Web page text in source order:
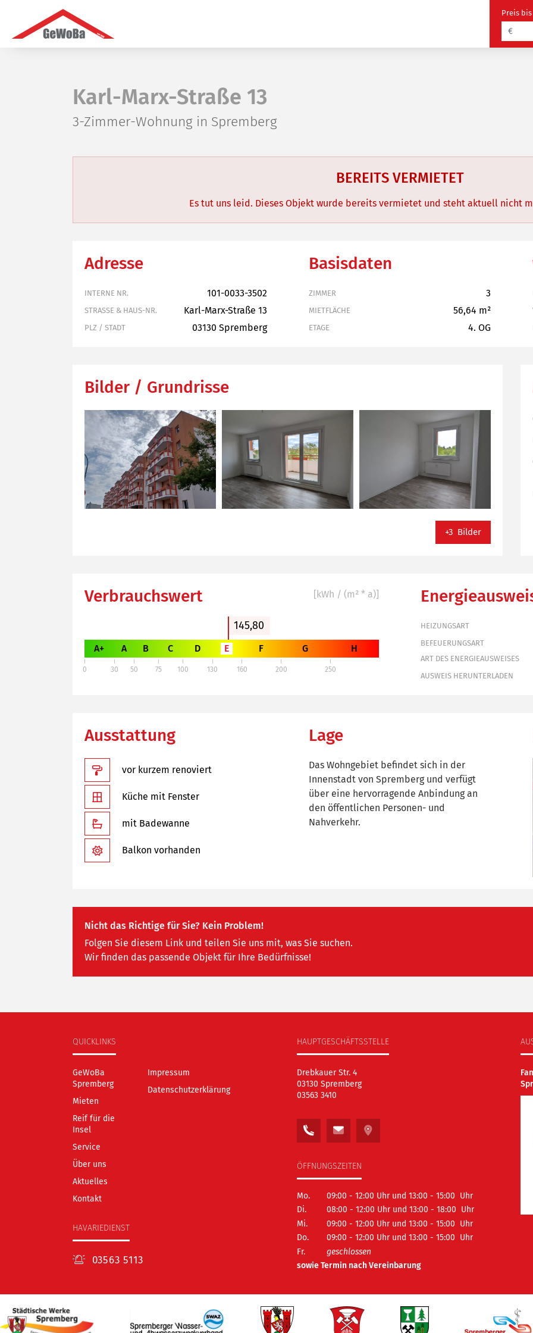
Preis bis
Karl-Marx-Straße 13
3-Zimmer-Wohnung in Spremberg
BEREITS VERMIETET
Es tut uns leid. Dieses Objekt wurde bereits vermietet und steht aktuell nicht
Adresse
INTERNE NR. 101-0033-3502
STRASSE & HAUS-NR. Karl-Marx-Straße 13
PLZ / STADT 03130 Spremberg
Basisdaten
ZIMMER 3
MIETFLÄCHE 56,64 m²
ETAGE 4. OG
Bilder / Grundrisse
+3 Bilder
Verbrauchswert [kWh / (m² * a)]
145,80
0 30
A+
50
A
75
B
100
C
130
D
160
E
200
F
250
G H
HEIZUNGSART
BEFEUERUNGSART
ART DES ENERGIEAUSWEISES
AUSWEIS HERUNTERLADEN
Ausstattung
vor kurzem renoviert
Küche mit Fenster
mit Badewanne
Balkon vorhanden
Lage
Das Wohngebiet befindet sich in der
Innenstadt von Spremberg und verfügt
über eine hervorragende Anbindung an
den öffentlichen Personen- und
Nahverkehr.
Nicht das Richtige für Sie? Kein Problem!
Folgen Sie diesem Link und teilen Sie uns mit, was Sie suchen.
Wir finden das passende Objekt für Ihre Bedürfnisse!
QUICKLINKS
GeWoBa
Spremberg
Mieten
Reif für die
Insel
Service
Über uns
Aktuelles
Kontakt
Impressum
Datenschutzerklärung
HAVARIEDIENST
03563 5113
HAUPTGESCHÄFTSSTELLE
Drebkauer Str. 4
03130 Spremberg
03563 3410
ÖFFNUNGSZEITEN
Mo.
09:00 - 12:00 Uhr und 13:00 - 15:00 Uhr
Di.
08:00 - 12:00 Uhr und 13:00 - 18:00 Uhr
Mi.
09:00 - 12:00 Uhr und 13:00 - 15:00 Uhr
Do.
09:00 - 12:00 Uhr und 13:00 - 15:00 Uhr
Fr.
geschlossen
sowie Termin nach Vereinbarung